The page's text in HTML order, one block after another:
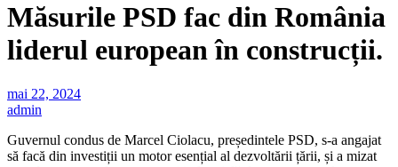
Măsurile PSD fac din România
liderul european în construcții.
mai 22, 2024
admin
Guvernul condus de Marcel Ciolacu, președintele PSD, s-a angajat
să facă din investiții un motor esențial al dezvoltării țării, și a mizat